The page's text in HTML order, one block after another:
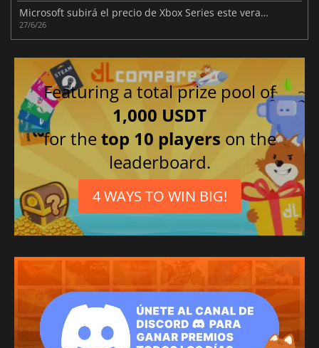
Microsoft subirá el precio de Xbox Series este verano
27/6/26
Featuring a total prize pool of
1,000 USDT
for thetop 10 players on the
leaderboard.
4 WAYS TO WIN BIG!